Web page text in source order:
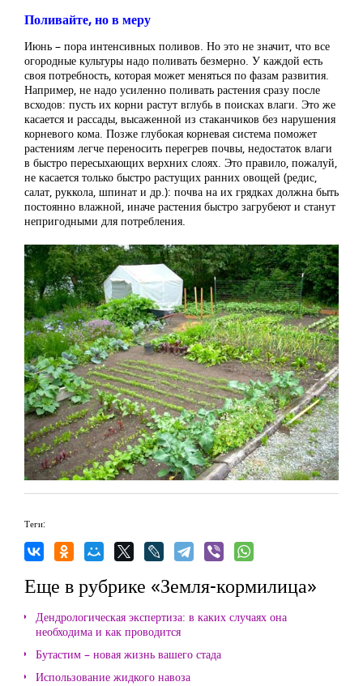
Поливайте, но в меру
Июнь – пора интенсивных поливов. Но это не значит, что все
огородные культуры надо поливать безмерно. У каждой есть
своя потребность, которая может меняться по фазам развития.
Например, не надо усиленно поливать растения сразу после
всходов: пусть их корни растут вглубь в поисках влаги. Это же
касается и рассады, высаженной из стаканчиков без нарушения
корневого кома. Позже глубокая корневая система поможет
растениям легче переносить перегрев почвы, недостаток влаги
в быстро пересыхающих верхних слоях. Это правило, пожалуй,
не касается только быстро растущих ранних овощей (редис,
салат, руккола, шпинат и др.): почва на их грядках должна быть
постоянно влажной, иначе растения быстро загрубеют и станут
непригодными для потребления.
Теги:
Еще в рубрике «Земля-кормилица»
Дендрологическая экспертиза: в каких случаях она
необходима и как проводится
Бутастим – новая жизнь вашего стада
Использование жидкого навоза